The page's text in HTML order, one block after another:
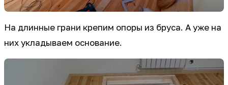
На длинные грани крепим опоры из бруса. А уже на
них укладываем основание.